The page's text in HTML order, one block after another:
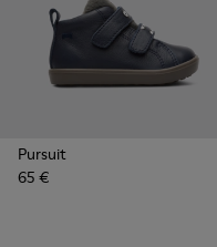
Pursuit
65 €